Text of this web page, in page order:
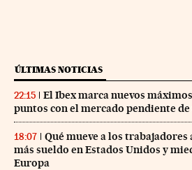
ÚLTIMAS NOTICIAS
22:15
El Ibex marca nuevos
puntos con el mercado pendiente
18:07
Qué mueve a los
más sueldo en Estados Unidos y
Europa